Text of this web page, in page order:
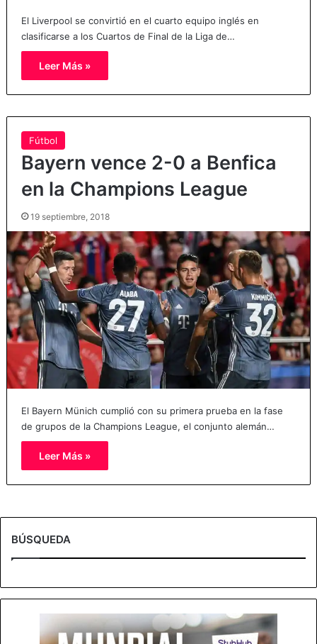
El Liverpool se convirtió en el cuarto equipo inglés en
clasificarse a los Cuartos de Final de la Liga de…
Leer Más »
Fútbol
Bayern vence 2-0 a Benfica
en la Champions League
19 septiembre, 2018
El Bayern Münich cumplió con su primera prueba en la fase
de grupos de la Champions League, el conjunto alemán…
Leer Más »
BÚSQUEDA